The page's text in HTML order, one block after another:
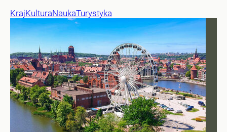
KrajKulturaNaukaTurystyka